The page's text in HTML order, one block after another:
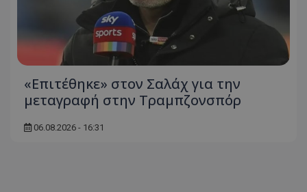
«Επιτέθηκε» στον Σαλάχ για την
μεταγραφή στην Τραμπζονσπόρ
06.08.2026 - 16:31